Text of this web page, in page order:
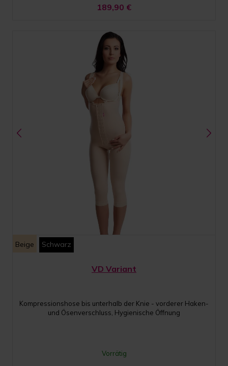
189,90 €
Beige Schwarz
VD Variant
Kompressionshose bis unterhalb der Knie - vorderer Haken-
und Ösenverschluss, Hygienische Öffnung
Vorrätig